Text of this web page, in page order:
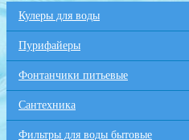
Кулеры для воды
Пурифайеры
Фонтанчики питьевые
Сантехника
Фильтры для воды бытовые